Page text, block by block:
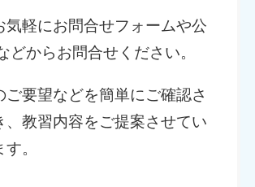
気軽にお問合せフォームや公
どからお問合せください。
ご要望などを簡単にご確認さ
、教習内容をご提案させてい
。